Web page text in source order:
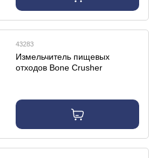
43283
Измельчитель пищевых
отходов Bone Crusher